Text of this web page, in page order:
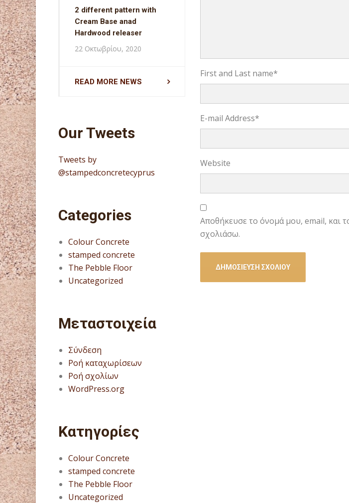
First and Last name*
E-mail Address*
Website
Αποθήκευσε το όνομά μου, email, και
σχολιάσω.
2 different pattern with
Cream Base anad
Hardwood releaser
22 Οκτωβρίου, 2020
READ MORE NEWS
Our Tweets
Tweets by
@stampedconcretecyprus
Categories
Colour Concrete
stamped concrete
The Pebble Floor
Uncategorized
Μεταστοιχεία
Σύνδεση
Ροή καταχωρίσεων
Ροή σχολίων
WordPress.org
Kατηγορίες
Colour Concrete
stamped concrete
The Pebble Floor
Uncategorized